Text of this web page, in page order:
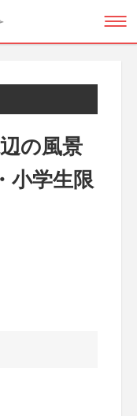
の風景
小学生限